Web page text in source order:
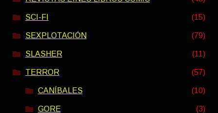
SCI-FI (15)
SEXPLOTACIÓN (79)
SLASHER (11)
TERROR (57)
CANÍBALES (10)
GORE (3)